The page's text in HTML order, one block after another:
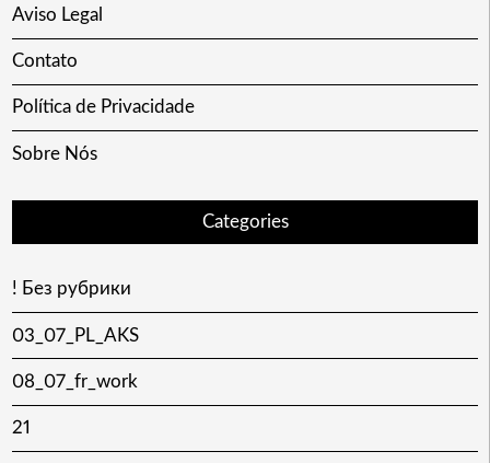
Aviso Legal
Contato
Política de Privacidade
Sobre Nós
Categories
! Без рубрики
03_07_PL_AKS
08_07_fr_work
21